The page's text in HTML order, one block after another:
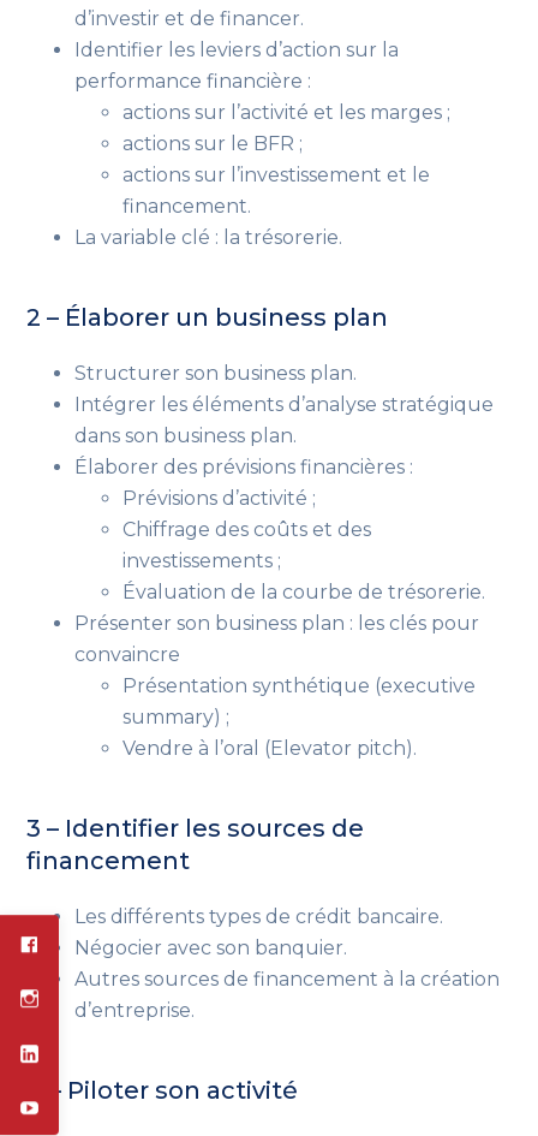
d’investir et de financer.
Identifier les leviers d’action sur la
performance financière :
actions sur l’activité et les marges ;
actions sur le BFR ;
actions sur l’investissement et le
financement.
La variable clé : la trésorerie.
2 – Élaborer un business plan
Structurer son business plan.
Intégrer les éléments d’analyse stratégique
dans son business plan.
Élaborer des prévisions financières :
Prévisions d’activité ;
Chiffrage des coûts et des
investissements ;
Évaluation de la courbe de trésorerie.
Présenter son business plan : les clés pour
convaincre
Présentation synthétique (executive
summary) ;
Vendre à l’oral (Elevator pitch).
3 – Identifier les sources de
financement
Les différents types de crédit bancaire.
Négocier avec son banquier.
Autres sources de financement à la création
d’entreprise.
4 – Piloter son activité